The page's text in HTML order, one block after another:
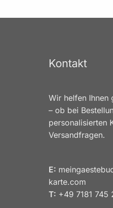
Kontakt
Wir helfen Ihnen
– ob bei
personalisierten
Versandfragen.
E:
karte.com
T: +49 7181 745